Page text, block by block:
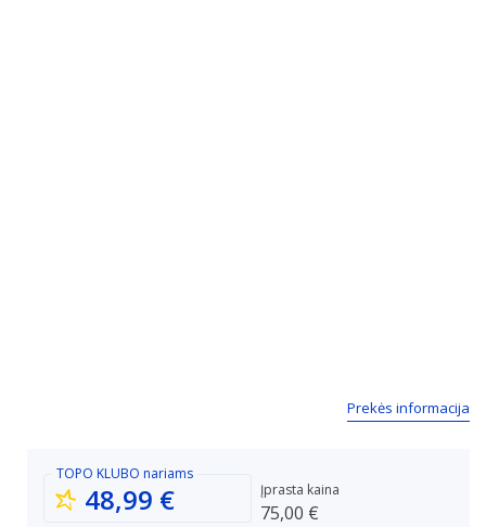
Prekės informacija
TOPO KLUBO nariams
48,99 € Įprasta kaina
75,00 €